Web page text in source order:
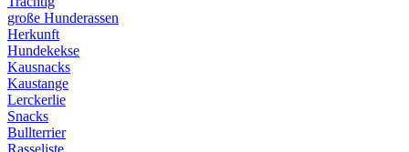
große Hunderassen
Herkunft
Hundekekse
Kausnacks
Kaustange
Lerckerlie
Snacks
Bullterrier
Rasseliste